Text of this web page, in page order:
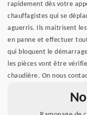
rapidement dès votre
chauffagistes qui se
aguerris. Ils maitrisent
en panne et effectuer
qui bloquent le
les pièces vont être
chaudière. On nous